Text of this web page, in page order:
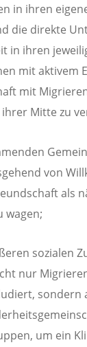
in ihren
die direkte
in ihren
mit aktivem
mit
Mitte zu
von
als
wagen;
sozialen
nur
sondern
um ein